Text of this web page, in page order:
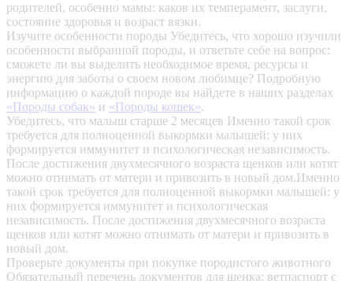
родителей, особенно мамы: каков их темперамент, заслуги,
состояние здоровья и возраст вязки.
Изучите особенности породы Убедитесь, что хорошо изучили
особенности выбранной породы, и ответьте себе на вопрос:
сможете ли вы выделить необходимое время, ресурсы и
энергию для заботы о своем новом любимце? Подробную
информацию о каждой породе вы найдете в наших разделах
«Породы собак» и «Породы кошек».
Убедитесь, что малыш старше 2 месяцев Именно такой срок
требуется для полноценной выкормки малышей: у них
формируется иммунитет и психологическая независимость.
После достижения двухмесячного возраста щенков или котят
можно отнимать от матери и привозить в новый дом.Именно
такой срок требуется для полноценной выкормки малышей: у
них формируется иммунитет и психологическая
независимость. После достижения двухмесячного возраста
щенков или котят можно отнимать от матери и привозить в
новый дом.
Проверьте документы при покупке породистого животного
Обязательный перечень документов для щенка: ветпаспорт с